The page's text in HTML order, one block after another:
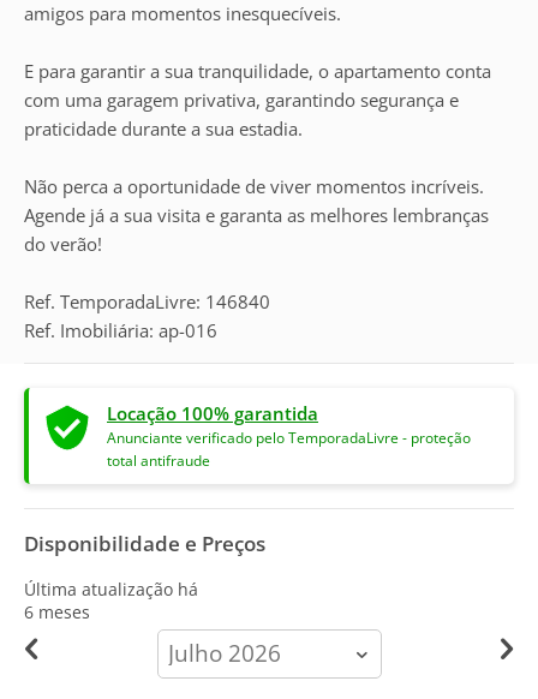
amigos para momentos inesquecíveis.
E para garantir a sua tranquilidade, o apartamento conta
com uma garagem privativa, garantindo segurança e
praticidade durante a sua estadia.
Não perca a oportunidade de viver momentos incríveis.
Agende já a sua visita e garanta as melhores lembranças
do verão!
Ref. TemporadaLivre: 146840
Ref. Imobiliária: ap-016
Locação 100% garantida
Anunciante verificado pelo TemporadaLivre - proteção
total antifraude
Disponibilidade e Preços
Última atualização há
6 meses
calendar-
month